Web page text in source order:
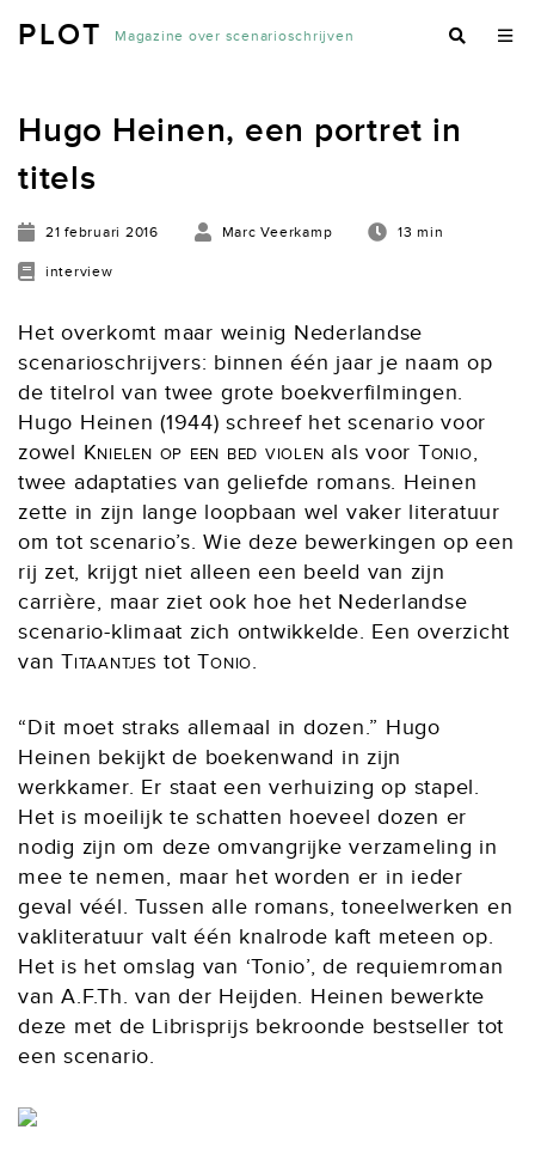
PLOT Magazine over scenarioschrijven
Hugo Heinen, een portret in
titels
21 februari 2016 Marc Veerkamp 13 min
interview
Het overkomt maar weinig Nederlandse
scenarioschrijvers: binnen één jaar je naam op
de titelrol van twee grote boekverfilmingen.
Hugo Heinen (1944) schreef het scenario voor
zowel Knielen op een bed violen als voor Tonio,
twee adaptaties van geliefde romans. Heinen
zette in zijn lange loopbaan wel vaker literatuur
om tot scenario’s. Wie deze bewerkingen op een
rij zet, krijgt niet alleen een beeld van zijn
carrière, maar ziet ook hoe het Nederlandse
scenario-klimaat zich ontwikkelde. Een overzicht
vanTitaantjes totTonio.
“Dit moet straks allemaal in dozen.” Hugo
Heinen bekijkt de boekenwand in zijn
werkkamer. Er staat een verhuizing op stapel.
Het is moeilijk te schatten hoeveel dozen er
nodig zijn om deze omvangrijke verzameling in
mee te nemen, maar het worden er in ieder
geval véél. Tussen alle romans, toneelwerken en
vakliteratuur valt één knalrode kaft meteen op.
Het is het omslag van ‘Tonio’, de requiemroman
van A.F.Th. van der Heijden. Heinen bewerkte
deze met de Librisprijs bekroonde bestseller tot
een scenario.